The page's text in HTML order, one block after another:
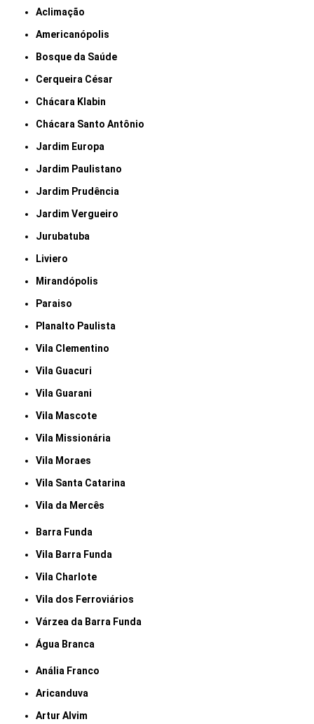
Aclimação
Americanópolis
Bosque da Saúde
Cerqueira César
Chácara Klabin
Chácara Santo Antônio
Jardim Europa
Jardim Paulistano
Jardim Prudência
Jardim Vergueiro
Jurubatuba
Liviero
Mirandópolis
Paraiso
Planalto Paulista
Vila Clementino
Vila Guacuri
Vila Guarani
Vila Mascote
Vila Missionária
Vila Moraes
Vila Santa Catarina
Vila da Mercês
Barra Funda
Vila Barra Funda
Vila Charlote
Vila dos Ferroviários
Várzea da Barra Funda
Água Branca
Anália Franco
Aricanduva
Artur Alvim